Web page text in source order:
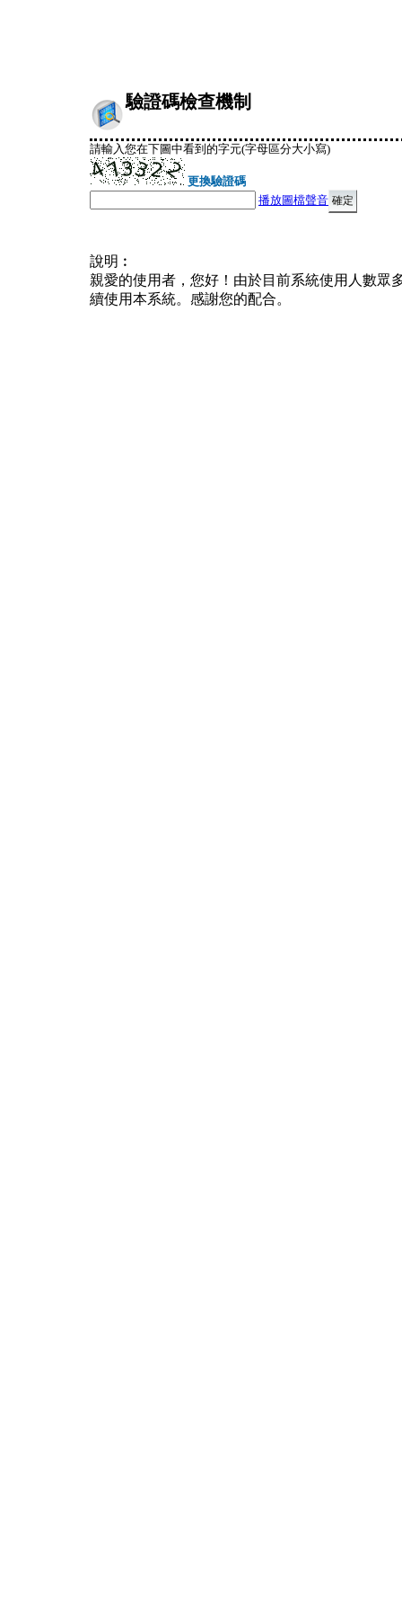
驗證碼檢查機制
請輸入您在下圖中看到的字元(字母區分大小寫)
更換驗證碼
播放圖檔聲音
說明︰
親愛的使用者，您好！由於目前系統使用人數眾
續使用本系統。感謝您的配合。